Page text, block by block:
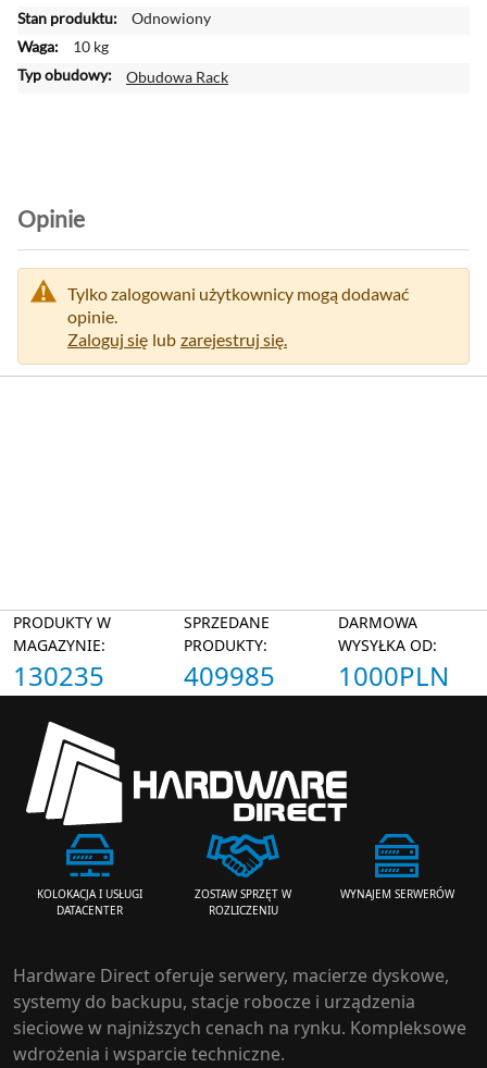
c
e
j
m
a
c
Odnowiony
10 kg
Obudowa Rack
Opinie
Tylko zalogowani użytkownicy mogą dodawać
opinie.
Zaloguj się lub zarejestruj się.
PRODUKTY W
MAGAZYNIE:
130235
SPRZEDANE
PRODUKTY:
409985
DARMOWA
WYSYŁKA OD:
1000PLN
KOLOKACJA I USŁUGI
DATACENTER
ZOSTAW SPRZĘT W
ROZLICZENIU
WYNAJEM SERWERÓW
Hardware Direct oferuje serwery, macierze dyskowe,
systemy do backupu, stacje robocze i urządzenia
sieciowe w najniższych cenach na rynku. Kompleksowe
wdrożenia i wsparcie techniczne.